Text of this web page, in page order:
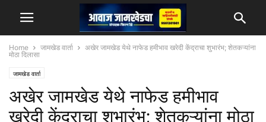
Home जामखेड वार्ता
अखेर जामखेड येथे नाफेड हमीभाव खरेदी केंद्राचा शुभारंभ; शेतकऱ्यांना
मोठा दिलासा
जामखेड वार्ता
अखेर जामखेड येथे नाफेड हमीभाव
खरेदी केंद्राचा शुभारंभ; शेतकऱ्यांना मोठा